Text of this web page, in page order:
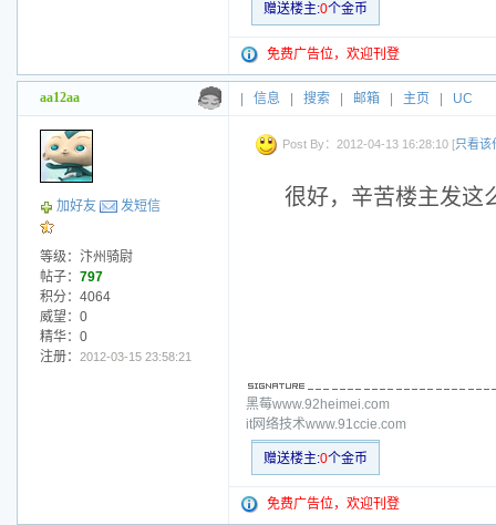
赠送楼主:0个金币
免费广告位，欢迎刊登
aa12aa 信息 搜索 邮箱 主页 UC
加好友 发短信
等级：汴州骑尉
帖子： 797
积分：4064
威望：0
精华：0
注册： 2012-03-15 23:58:21
Post By：2012-04-13 16:28:10 [只看该
很好，辛苦楼主发这
黑莓www.92heimei.com
it网络技术www.91ccie.com
赠送楼主:0个金币
免费广告位，欢迎刊登